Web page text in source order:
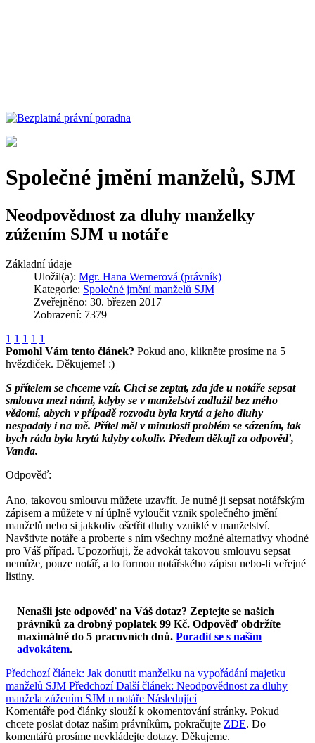
Společné jmění manželů, SJM
Neodpovědnost za dluhy manželky
zúžením SJM u notáře
Základní údaje
Uložil(a): Mgr. Hana Wernerová (právník)
Kategorie: Společné jmění manželů SJM
Zveřejněno: 30. březen 2017
Zobrazení: 7379
1 1 1 1 1
Pomohl Vám tento článek? Pokud ano, klikněte prosíme na 5
hvězdiček. Děkujeme! :)
S přítelem se chceme vzít. Chci se zeptat, zda jde u notáře sepsat
smlouva mezi námi, kdyby se v manželství zadlužil bez mého
vědomí, abych v případě rozvodu byla krytá a jeho dluhy
nespadaly i na mě. Přítel měl v minulosti problém se sázením, tak
bych ráda byla krytá kdyby cokoliv. Předem děkuji za odpověď,
Vanda.
Odpověď:
Ano, takovou smlouvu můžete uzavřít. Je nutné ji sepsat notářským
zápisem a můžete v ní úplně vyloučit vznik společného jmění
manželů nebo si jakkoliv ošetřit dluhy vzniklé v manželství.
Navštivte notáře a proberte s ním všechny možné alternativy vhodné
pro Váš případ. Upozorňuji, že advokát takovou smlouvu sepsat
nemůže, pouze notář, a to formou notářského zápisu nebo-li veřejné
listiny.
Nenašli jste odpověď na Váš dotaz? Zeptejte se našich
právníků za drobný poplatek 99 Kč. Odpověď obdržíte
maximálně do 5 pracovních dnů. Poradit se s naším
advokátem.
Předchozí článek: Jak donutit manželku na vypořádání majetku
manželů SJM Předchozí Další článek: Neodpovědnost za dluhy
manžela zúžením SJM u notáře Následující
Komentáře pod články slouží k okomentování stránky. Pokud
chcete poslat dotaz našim právníkům, pokračujte ZDE. Do
komentářů prosíme nevkládejte dotazy. Děkujeme.